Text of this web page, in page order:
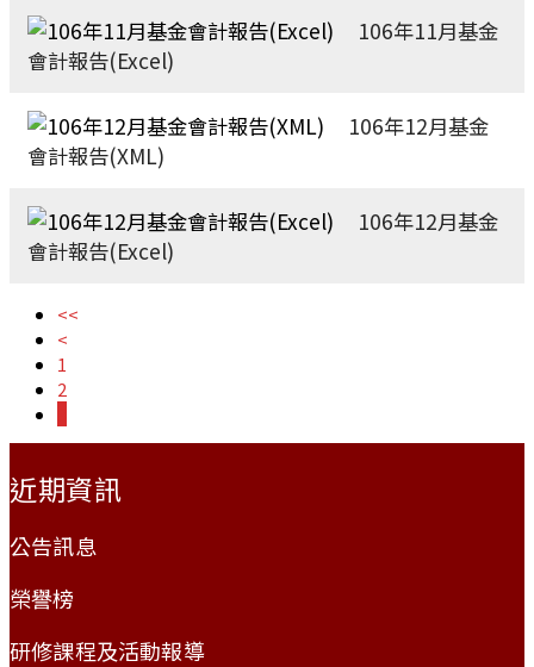
106年11月基金
會計報告(Excel)
106年12月基金
會計報告(XML)
106年12月基金
會計報告(Excel)
<<
<
1
2
近期資訊
公告訊息
榮譽榜
研修課程及活動報導